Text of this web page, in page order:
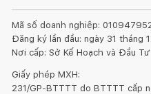
Mã số doanh nghiệp:
Đăng ký lần đầu: ngày 31 tháng
Nơi cấp: Sở Kế Hoạch và Đầu
Giấy phép MXH:
231/GP-BTTTT do BTTTT cấp